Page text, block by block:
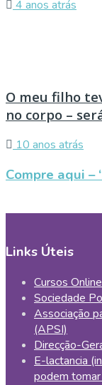
4 anos atrás
O meu filho
no corpo –
10 anos atrás
Compre aqui –
Links Úteis
Cursos
Sociedade
Associação
(APSI)
Direcção-
E-lactancia
podem